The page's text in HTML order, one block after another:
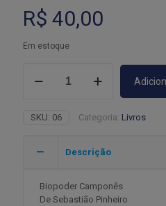
R$ 40,00
Em estoque
Saúde
quantidade
SKU: 06 Categoria: Livros
Descrição
Biopoder Camponês
De Sebastião Pinheiro